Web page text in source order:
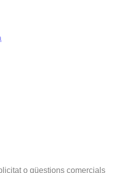
o qüestions comercials